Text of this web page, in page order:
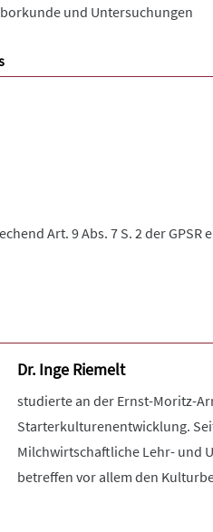
und Untersuchungen
Art. 9 Abs. 7 S. 2 der GPSR
Dr. Inge Riemelt
studierte an der Ernst-Moritz-
Starterkulturenentwicklung.
Milchwirtschaftliche Lehr- und
betreffen vor allem den